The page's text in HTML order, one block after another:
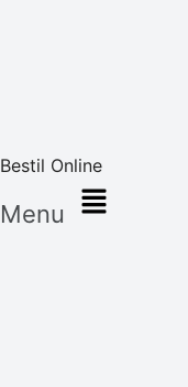
Bestil Online
Menu